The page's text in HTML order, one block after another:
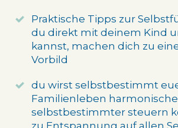
Praktische Tipps zur
du direkt mit deinem Kind
kannst, machen dich zu
Vorbild
du wirst selbstbestimmt
Familienleben
selbstbestimmter steuern
zu Entspannung auf allen